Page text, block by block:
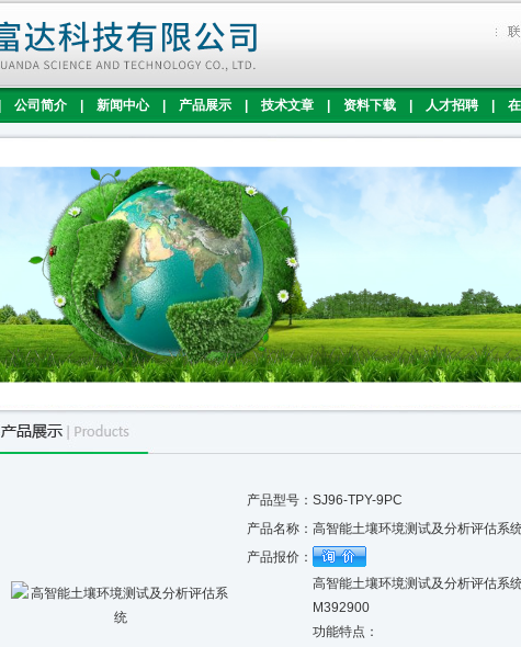
公司简介 新闻中心 产品展示 技术文章 资料下载 人才招聘
产品型号： SJ96-TPY-9PC
产品名称： 高智能土壤环境测试及分析评估系
产品报价：
高智能土壤环境测试及分析评估系
M392900
功能特点：